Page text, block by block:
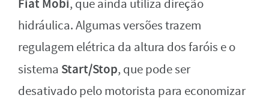
Fiat Mobi, que ainda utiliza direção
hidráulica. Algumas versões trazem
regulagem elétrica da altura dos faróis e o
sistema Start/Stop, que pode ser
desativado pelo motorista para economizar